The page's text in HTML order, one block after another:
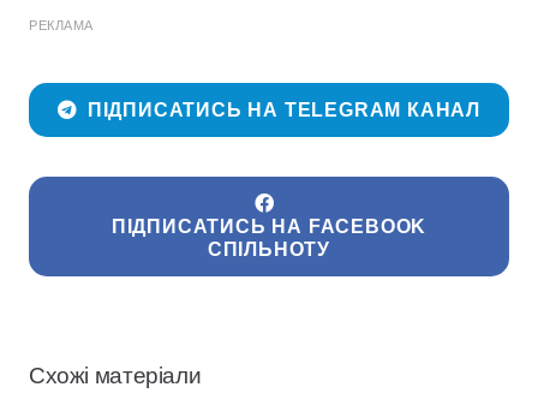
РЕКЛАМА
ПІДПИСАТИСЬ НА TELEGRAM КАНАЛ
ПІДПИСАТИСЬ НА FACEBOOK
СПІЛЬНОТУ
Схожі матеріали